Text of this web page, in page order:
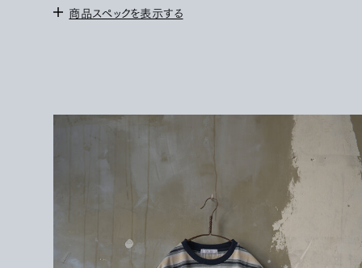
商品スペックを表示する
＜素材＞